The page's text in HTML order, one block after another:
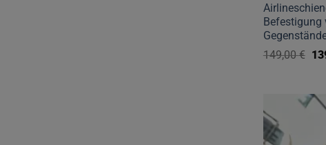
Befestigung
149,00€